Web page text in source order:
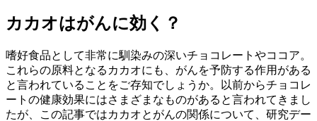
カカオはがんに効く？
嗜好食品として非常に馴染みの深いチョコレートやココア。
これらの原料となるカカオにも、がんを予防する作用がある
と言われていることをご存知でしょうか。以前からチョコレ
ートの健康効果にはさまざまなものがあると言われてきまし
たが、この記事ではカカオとがんの関係について、研究デー